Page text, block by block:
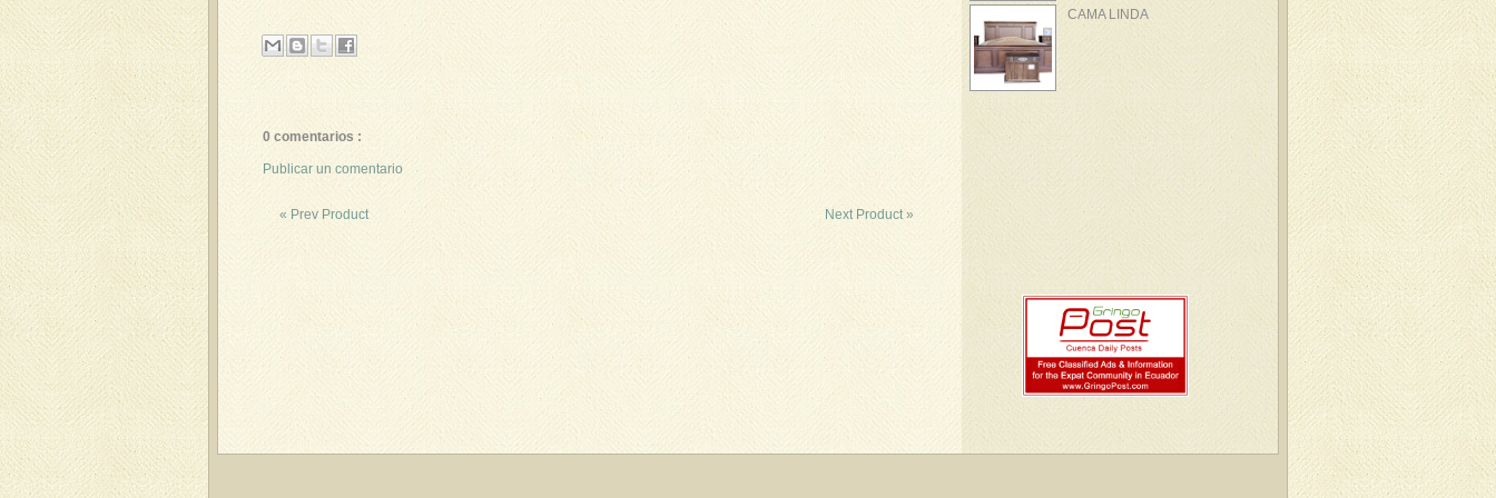
0 comentarios :
Publicar un comentario
« Prev Product Next Product »
CAMA LINDA